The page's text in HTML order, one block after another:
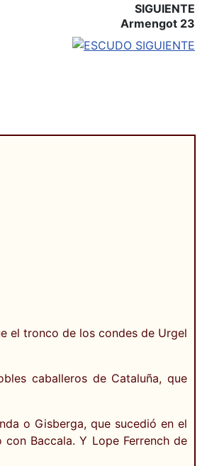
SIGUIENTE
Armengot 23
el tronco de los condes de Urgel
caballeros de Cataluña, que
o Gisberga, que sucedió en el
Baccala. Y Lope Ferrench de